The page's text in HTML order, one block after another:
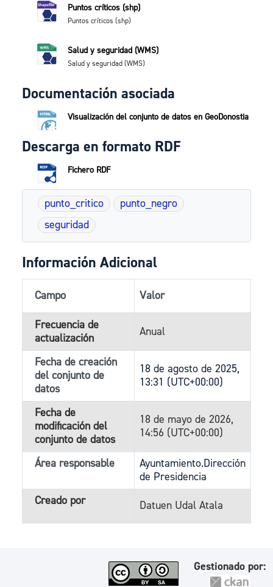
Puntos críticos (shp)
Puntos críticos (shp)
Salud y seguridad (WMS)
Salud y seguridad (WMS)
Documentación asociada
Visualización del conjunto de datos en GeoDonostia
Descarga en formato RDF
Fichero RDF
punto_critico
punto_negro
seguridad
Información Adicional
Campo Valor
Frecuencia de
actualización
Anual
Fecha de creación
del conjunto de
datos
18 de agosto de 2025,
13:31 (UTC+00:00)
Fecha de
modificación del
conjunto de datos
18 de mayo de 2026,
14:56 (UTC+00:00)
Área responsable
Ayuntamiento.Dirección
de Presidencia
Creado por
Datuen Udal Atala
Gestionado por: